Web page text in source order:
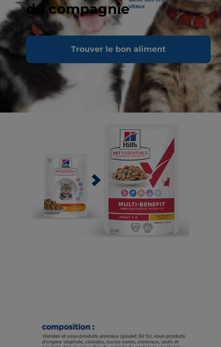
de compagnie
Trouver le bon aliment